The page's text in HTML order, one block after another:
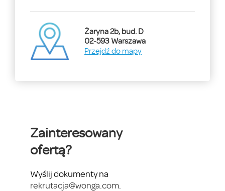
Żaryna 2b, bud. D
02-593 Warszawa
Przejdź do mapy
Zainteresowany
ofertą?
Wyślij dokumenty na
rekrutacja@wonga.com